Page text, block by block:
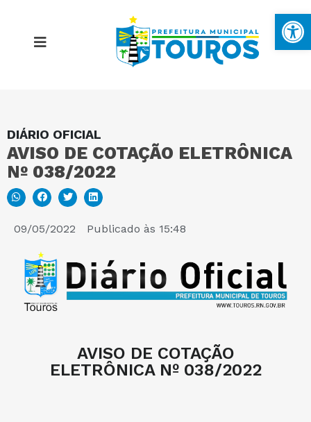
DIÁRIO OFICIAL
AVISO DE COTAÇÃO ELETRÔNICA
Nº 038/2022
09/05/2022 Publicado às 15:48
AVISO DE COTAÇÃO
ELETRÔNICA Nº 038/2022
MAPA DO SITE
PORTAL DA TRANSPARÊNCIA
E-SIC
PERGUNTAS FREQUENTES